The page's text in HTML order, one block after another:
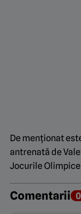
De menționat
antrenată de
Jocurile
Comentarii 0